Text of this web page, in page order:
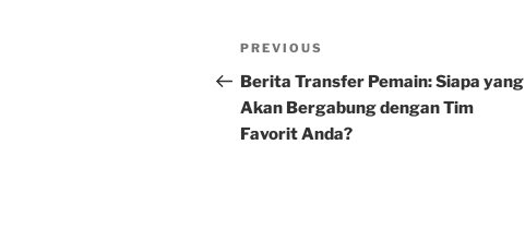
Post
navigation
Previous
Post
PREVIOUS
Berita Transfer Pemain: Siapa yang
Akan Bergabung dengan Tim
Favorit Anda?